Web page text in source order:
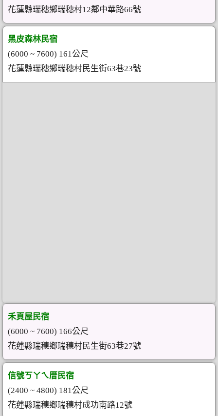
花蓮縣瑞穗鄉瑞穗村12鄰中華路66號
黑皮森林民宿
(6000 ~ 7600) 161公尺
花蓮縣瑞穗鄉瑞穗村民生街63巷23號
禾頁屋民宿
(6000 ~ 7600) 166公尺
花蓮縣瑞穗鄉瑞穗村民生街63巷27號
信號ㄎㄚㄟ厝民宿
(2400 ~ 4800) 181公尺
花蓮縣瑞穗鄉瑞穗村成功南路12號